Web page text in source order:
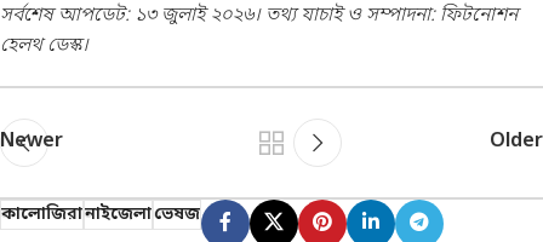
সর্বশেষ আপডেট: ১৩ জুলাই ২০২৬। তথ্য যাচাই ও সম্পাদনা: ফিটনোশন
হেলথ ডেস্ক।
Newer Older
কালোজিরানাইজেলাভেষজ